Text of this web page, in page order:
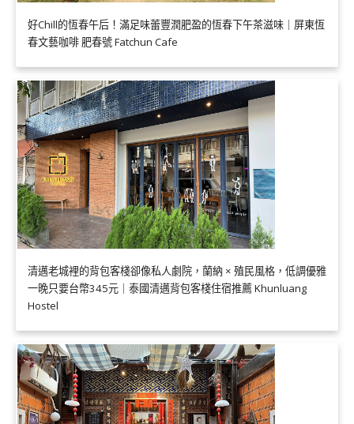
好Chill的恆春午后！滿足味蕾豐潤肥盈的恆春下午茶滋味｜屏東恆
春文藝咖啡 肥春號 Fatchun Cafe
清邁老城裡的背包客棧卻像私人劇院，蘭納 × 殖民風格，低調優雅
一晚只要台幣345元｜泰國清邁背包客棧住宿推薦 Khunluang
Hostel